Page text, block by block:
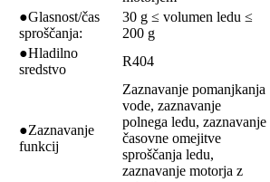
●Glasnost/čas
sproščanja:
30 g ≤ volumen ledu ≤
200 g
●Hladilno
sredstvo
R404
●Zaznavanje
funkcij
Zaznavanje pomanjkanja
vode, zaznavanje
polnega ledu, zaznavanje
časovne omejitve
sproščanja ledu,
zaznavanje motorja z